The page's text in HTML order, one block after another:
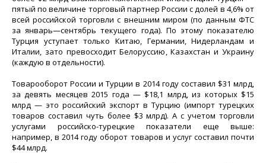
пятый по величине торговый партнер России с долей в 4,6% от
всей российской торговли с внешним миром (по данным ФТС
за январь—сентябрь текущего года). По этому показателю
Турция уступает только Китаю, Германии, Нидерландам и
Италии, зато превосходит Белоруссию, Казахстан и Украину
(каждую в отдельности).
Товарооборот России и Турции в 2014 году составил $31 млрд,
за девять месяцев 2015 года — $18,1 млрд, из которых $15
млрд — это российский экспорт в Турцию (импорт турецких
товаров составил чуть более $3 млрд). А с учетом торговли
услугами российско-турецкие показатели еще выше:
например, в 2014 году оборот товаров и услуг составил почти
$44 млрд.